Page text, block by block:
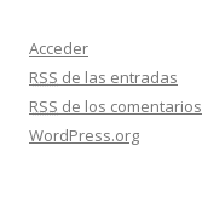
Acceder
RSS de las entradas
RSS de los comentarios
WordPress.org